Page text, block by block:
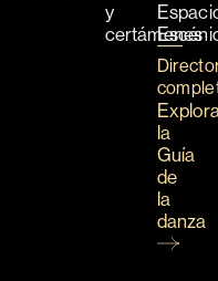
y
certámenes
la
Guía
de
la
danza